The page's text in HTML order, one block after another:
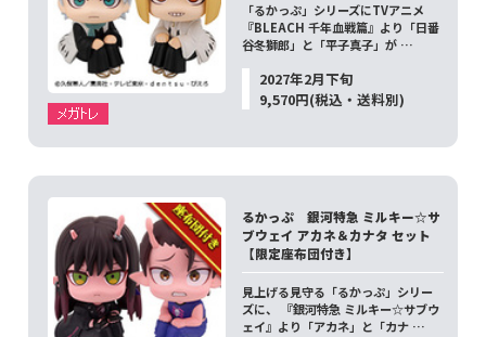
「るかっぷ」シリーズにTVアニメ
『BLEACH 千年血戦篇』より「日番
谷冬獅郎」と「平子真子」が …
2027年2月下旬
9,570円(税込・送料別)
るかっぷ 銀河特急 ミルキー☆サ
ブウェイ アカネ＆カナタ セット
【限定座布団付き】
見上げる見守る「るかっぷ」シリー
ズに、 『銀河特急 ミルキー☆サブウ
ェイ』より「アカネ」と「カナ …